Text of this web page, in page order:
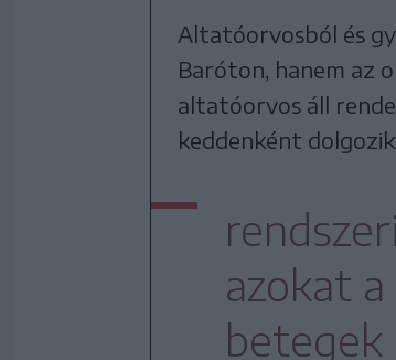
Altatóorvosból és
Baróton, hanem az
altatóorvos áll
keddenként
azokat
betegek